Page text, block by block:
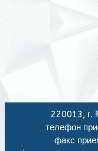
220013, г.
телефон
факс